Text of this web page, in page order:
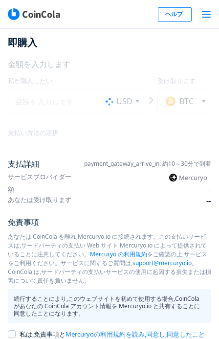
ヘルプ
即購入
金額を入力します
私が購入したい
USD
受け取ります
BTC
支払い方法の選択
支払詳細 payment_gateway_arrive_in: 約10～30分で到着
サービスプロバイダー
Mercuryo
額
--
あなたは受け取ります
--
免責事項
あなたは CoinCola を離れ,Mercuryo.io に接続されます。この支払いサービ
スは,サードパーティの支払い Web サイト Mercuryo.io によって提供されて
いることに注意してください。 Mercuryo の利用規約をご確認の上,サービス
をご利用ください。サービスに関するご質問は,support@mercuryo.io。
CoinCola は,サードパーティの支払いサービスの使用に起因する損失または損
害について責任を負いません。
続行することにより,このウェブサイトを初めて使用する場合,CoinCola
があなたの CoinCola アカウント情報を Mercuryo.io と共有することに
同意したことになります。
私は,免責事項と Mercuryoの利用規約を読み,同意し,同意したこと